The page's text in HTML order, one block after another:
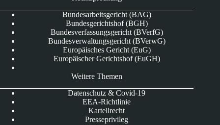
Bundesarbeitsgericht (BAG)
Bundesgerichtshof (BGH)
Bundesverfassungsgericht (BVerfG)
Bundesverwaltungsgericht (BVerwG)
Europäisches Gericht (EuG)
Europäischer Gerichtshof (EuGH)
Weitere Themen
Datenschutz & Covid-19
EEA-Richtlinie
Kartellrecht
Presseprivileg